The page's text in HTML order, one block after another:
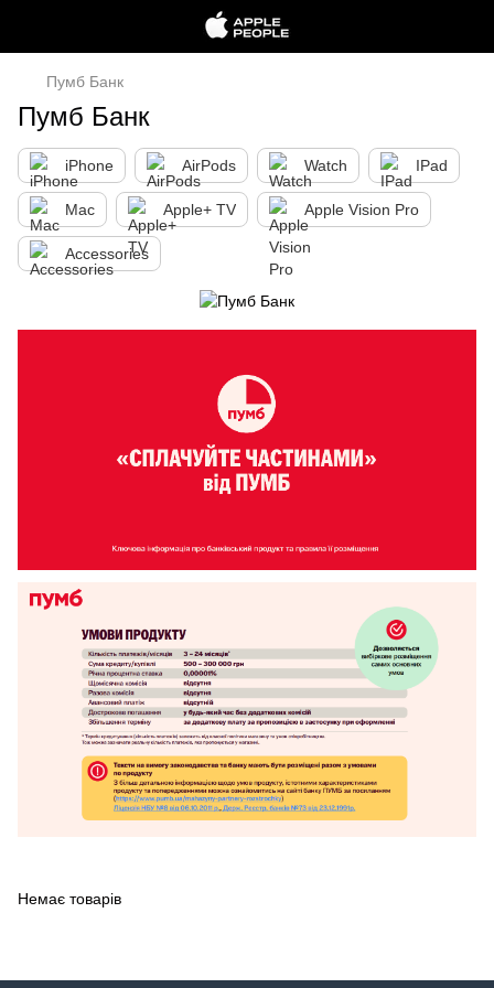
Пумб Банк
Пумб Банк
iPhone AirPods Watch IPad
Mac Apple+ TV Apple Vision Pro
Accessories
Немає товарів